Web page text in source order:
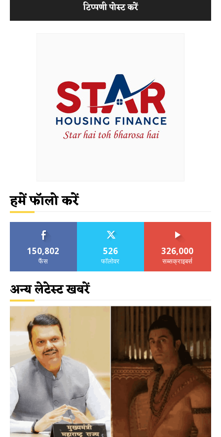
हमें फॉलो करें
150,802
फैंस
526
फॉलोवर
326,000
सब्सक्राइबर्स
अन्य लेटेस्ट खबरें